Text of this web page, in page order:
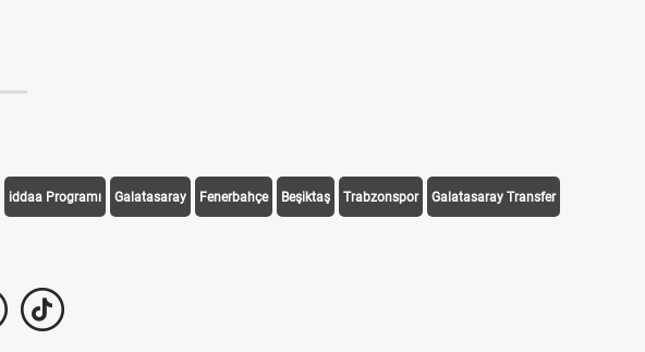
iddaa Programı Galatasaray Fenerbahçe Beşiktaş Trabzonspor Galatasaray Transfer